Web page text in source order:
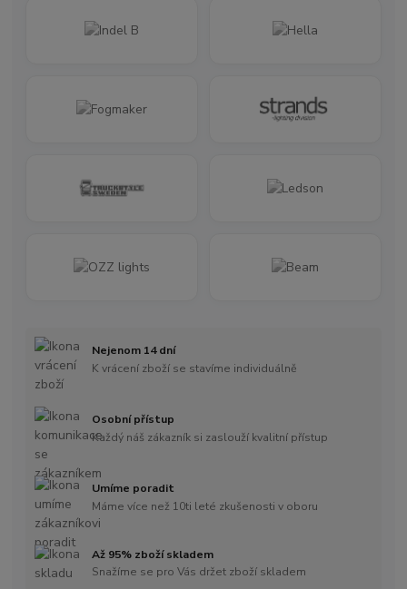
Nejenom 14 dní
K vrácení zboží se stavíme individuálně
Osobní přístup
Každý náš zákazník si zaslouží kvalitní přístup
Umíme poradit
Máme více než 10ti leté zkušenosti v oboru
Až 95% zboží skladem
Snažíme se pro Vás držet zboží skladem